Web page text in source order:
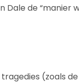
de “manier
(zoals